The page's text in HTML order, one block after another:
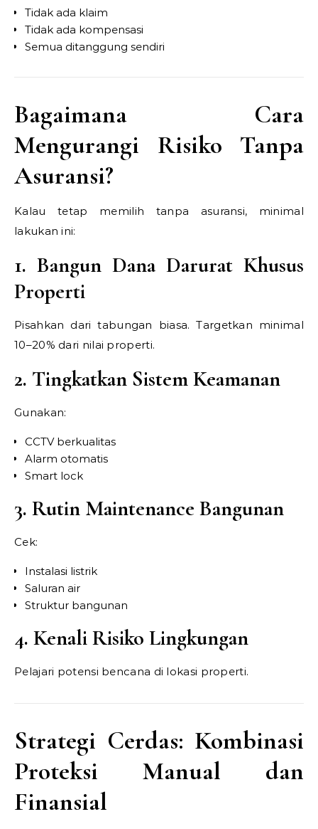
Tidak ada klaim
Tidak ada kompensasi
Semua ditanggung sendiri
Bagaimana Cara
Mengurangi Risiko Tanpa
Asuransi?
Kalau tetap memilih tanpa asuransi, minimal
lakukan ini:
1. Bangun Dana Darurat Khusus
Properti
Pisahkan dari tabungan biasa. Targetkan minimal
10–20% dari nilai properti.
2. Tingkatkan Sistem Keamanan
Gunakan:
CCTV berkualitas
Alarm otomatis
Smart lock
3. Rutin Maintenance Bangunan
Cek:
Instalasi listrik
Saluran air
Struktur bangunan
4. Kenali Risiko Lingkungan
Pelajari potensi bencana di lokasi properti.
Strategi Cerdas: Kombinasi
Proteksi Manual dan
Finansial